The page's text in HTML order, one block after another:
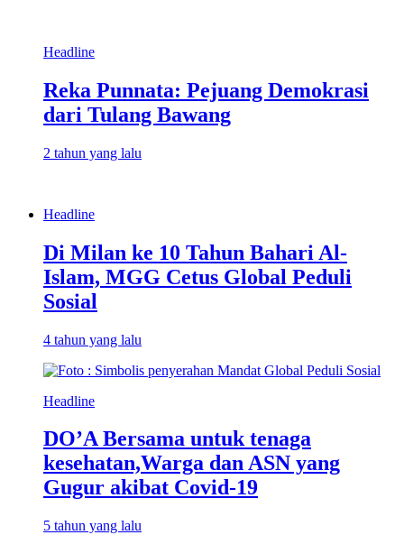
Headline
Reka Punnata: Pejuang Demokrasi
dari Tulang Bawang
2 tahun yang lalu
Headline
Di Milan ke 10 Tahun Bahari Al-
Islam, MGG Cetus Global Peduli
Sosial
4 tahun yang lalu
Headline
DO’A Bersama untuk tenaga
kesehatan,Warga dan ASN yang
Gugur akibat Covid-19
5 tahun yang lalu